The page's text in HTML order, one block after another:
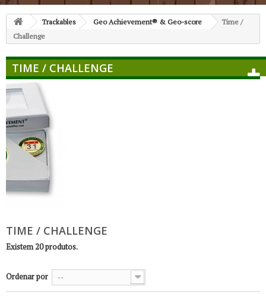
Trackables Geo Achievement® & Geo-score
Time /
Challenge
TIME / CHALLENGE
TIME / CHALLENGE
Existem 20 produtos.
Ordenar por --